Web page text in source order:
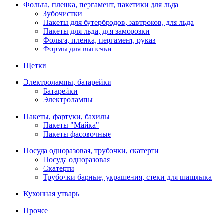
Фольга, пленка, пергамент, пакетики для льда
Зубочистки
Пакеты для бутербродов, завтроков, для льда
Пакеты для льда, для заморозки
Фольга, пленка, пергамент, рукав
Формы для выпечки
Щетки
Электролампы, батарейки
Батарейки
Электролампы
Пакеты, фартуки, бахилы
Пакеты "Майка"
Пакеты фасовочные
Посуда одноразовая, трубочки, скатерти
Посуда одноразовая
Скатерти
Трубочки барные, украшения, стеки для шашлыка
Кухонная утварь
Прочее